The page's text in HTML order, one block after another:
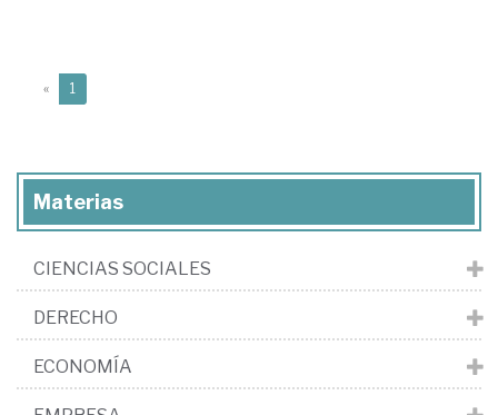
« 1
Materias
CIENCIAS SOCIALES
DERECHO
ECONOMÍA